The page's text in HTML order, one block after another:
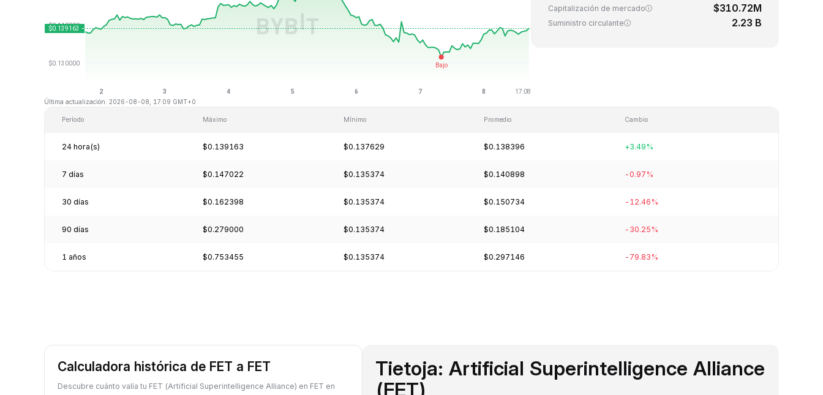
Última actualización: 2026-08-08, 17:09 GMT+0
Capitalización de mercado $310.72M
Suministro circulante 2.23 B
Período Máximo Mínimo Promedio Cambio
24 hora(s) $0.139163 $0.137629 $0.138396 +3.49%
7 días $0.147022 $0.135374 $0.140898 -0.97%
30 días $0.162398 $0.135374 $0.150734 -12.46%
90 días $0.279000 $0.135374 $0.185104 -30.25%
1 años $0.753455 $0.135374 $0.297146 -79.83%
Calculadora histórica de FET a FET
Descubre cuánto valía tu FET (Artificial Superintelligence Alliance) en FET en
Tietoja: Artificial Superintelligence Alliance
(FET)